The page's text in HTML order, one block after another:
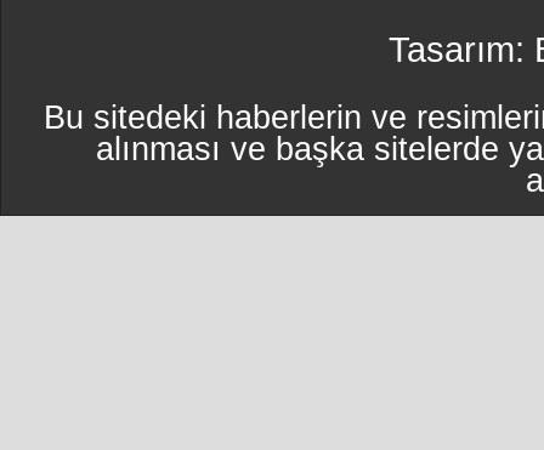
Tasarım:
Bu sitedeki haberlerin ve
alınması ve başka sitelerde